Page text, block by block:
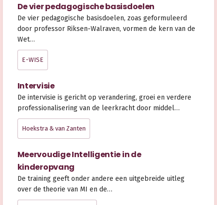
De vier pedagogische basisdoelen
De vier pedagogische basisdoelen, zoas geformuleerd
door professor Riksen-Walraven, vormen de kern van de
Wet…
E-WISE
Intervisie
De intervisie is gericht op verandering, groei en verdere
professionalisering van de leerkracht door middel…
Hoekstra & van Zanten
Meervoudige Intelligentie in de
kinderopvang
De training geeft onder andere een uitgebreide uitleg
over de theorie van MI en de…